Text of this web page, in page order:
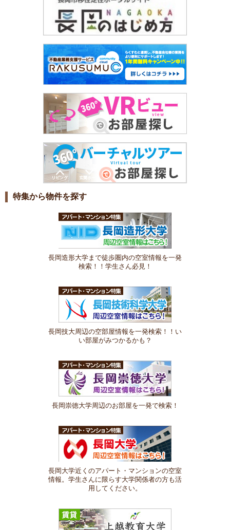
特集から物件を探す
長岡造形大学まで徒歩圏内の空室情報を一発
検索！！学生さん必見！
長岡技大周辺の空部屋情報を一発検索！！い
い部屋がみつかるかも？
長岡崇徳大学周辺のお部屋を一発で検索！
長岡大学近くのアパート・マンションの空室
情報。学生さんに限らす大学関係者の方も活
用してください。